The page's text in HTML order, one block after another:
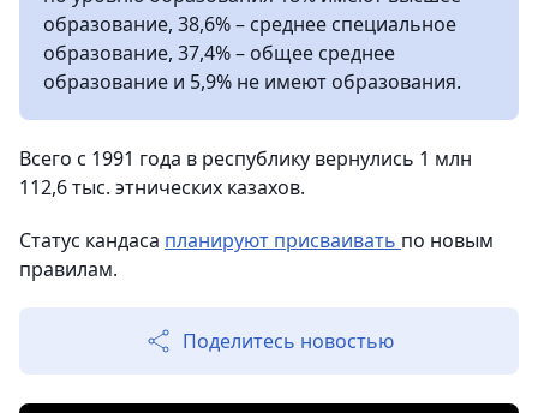
образование, 38,6% – среднее специальное
образование, 37,4% – общее среднее
образование и 5,9% не имеют образования.
Всего с 1991 года в республику вернулись 1 млн
112,6 тыс. этнических казахов.
Статус кандаса планируют присваивать по новым
правилам.
Поделитесь новостью